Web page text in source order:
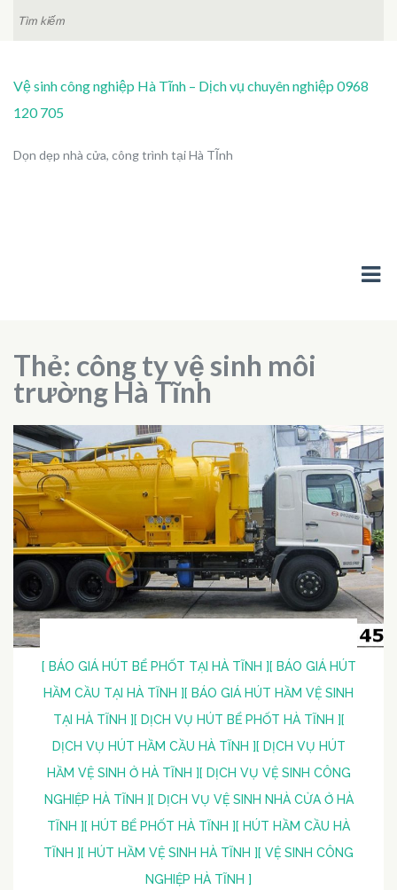
Vệ sinh công nghiệp Hà Tĩnh – Dịch vụ chuyên nghiệp 0968
120 705
Dọn dẹp nhà cửa, công trình tại Hà TĨnh
Thẻ: công ty vệ sinh môi
trường Hà Tĩnh
[ BÁO GIÁ HÚT BỂ PHỐT TẠI HÀ TĨNH ] [ BÁO GIÁ HÚT
HẦM CẦU TẠI HÀ TĨNH ] [ BÁO GIÁ HÚT HẦM VỆ SINH
TẠI HÀ TĨNH ] [ DỊCH VỤ HÚT BỂ PHỐT HÀ TĨNH ] [
DỊCH VỤ HÚT HẦM CẦU HÀ TĨNH ] [ DỊCH VỤ HÚT
HẦM VỆ SINH Ở HÀ TĨNH ] [ DỊCH VỤ VỆ SINH CÔNG
NGHIỆP HÀ TĨNH ] [ DỊCH VỤ VỆ SINH NHÀ CỬA Ở HÀ
TĨNH ] [ HÚT BỂ PHỐT HÀ TĨNH ] [ HÚT HẦM CẦU HÀ
TĨNH ] [ HÚT HẦM VỆ SINH HÀ TĨNH ] [ VỆ SINH CÔNG
NGHIỆP HÀ TĨNH ]